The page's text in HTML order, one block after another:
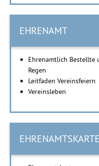
EHRENAMT
Ehrenamtlich Bestellte
Regen
Leitfaden Vereinsfeiern
Vereinsleben
EHRENAMTSKARTE